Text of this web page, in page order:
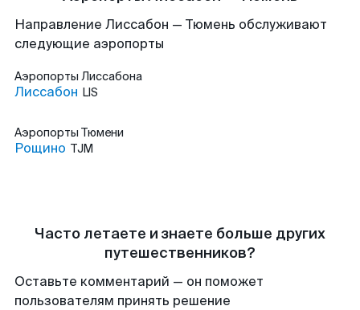
Направление Лиссабон — Тюмень обслуживают
следующие аэропорты
Аэропорты Лиссабона
Лиссабон LIS
Аэропорты Тюмени
Рощино TJM
Часто летаете и знаете больше других
путешественников?
Оставьте комментарий — он поможет
пользователям принять решение